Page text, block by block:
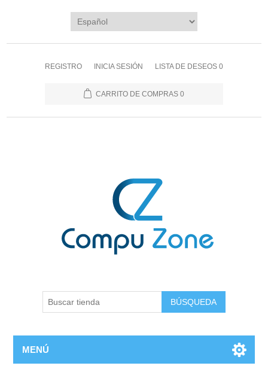
REGISTRO INICIA SESIÓN LISTA DE DESEOS 0
CARRITO DE COMPRAS 0
BÚSQUEDA
MENÚ